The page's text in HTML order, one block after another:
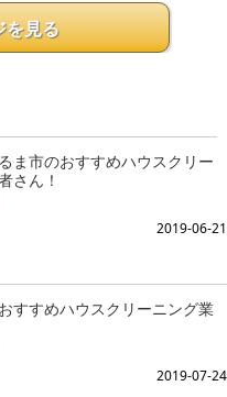
を見る
ま市のおすすめハウスクリー
さん！
2019-06-21
すすめハウスクリーニング業
2019-07-24